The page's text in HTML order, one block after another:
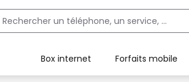
Box internet Forfaits mobile